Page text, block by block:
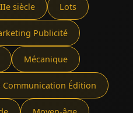
siècle Lots
Publicité
Mécanique
Communication Édition